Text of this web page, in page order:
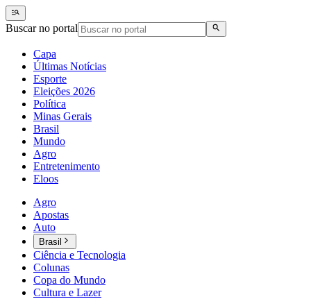
Buscar no portal
Capa
Últimas Notícias
Esporte
Eleições 2026
Política
Minas Gerais
Brasil
Mundo
Agro
Entretenimento
Eloos
Agro
Apostas
Auto
Brasil
Ciência e Tecnologia
Colunas
Copa do Mundo
Cultura e Lazer